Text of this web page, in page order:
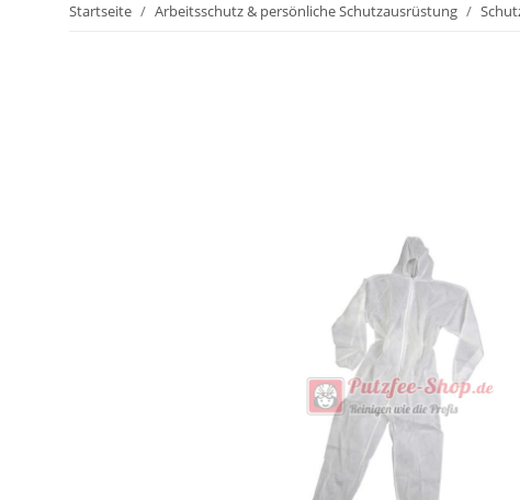
Startseite Arbeitsschutz & persönliche Schutzausrüstung